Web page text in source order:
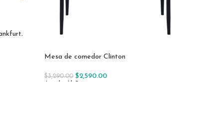
Mesa de comedor Clinton
$3,290.00 $2,590.00